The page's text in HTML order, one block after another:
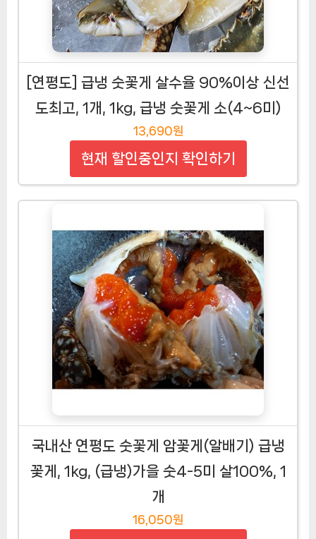
[연평도] 급냉 숫꽃게 살수율 90%이상 신선
도최고, 1개, 1kg, 급냉 숫꽃게 소(4~6미)
13,690원
현재 할인중인지 확인하기
국내산 연평도 숫꽃게 암꽃게(알배기) 급냉
꽃게, 1kg, (급냉)가을 숫4-5미 살100%, 1
개
16,050원